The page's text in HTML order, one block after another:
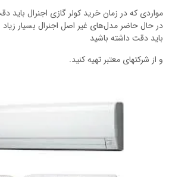
مواردی که در زمان خرید کولر گازی اجنرال باید
در حال حاضر مدل‌های غیر اصل اجنرال بسیار
باید دقت داشته باشید
و از شرکتهای معتبر تهیه کنید.